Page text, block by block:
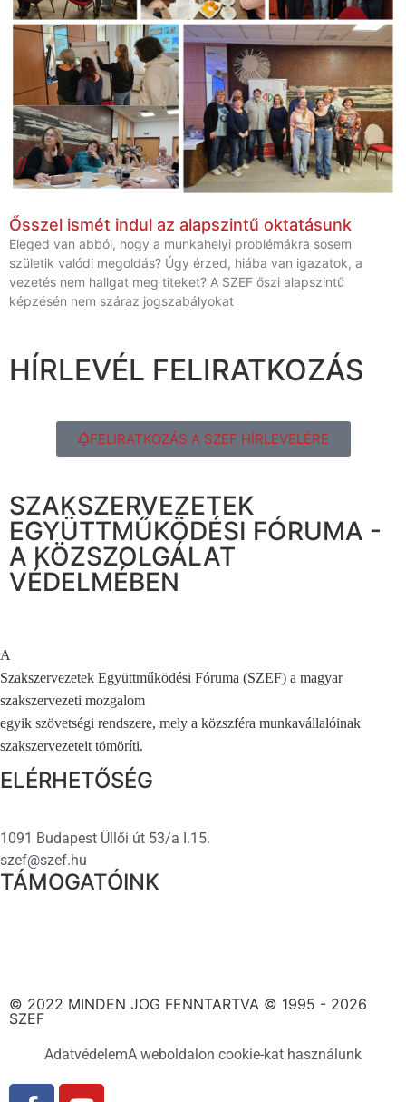
Ősszel ismét indul az alapszintű oktatásunk
Eleged van abból, hogy a munkahelyi problémákra sosem
születik valódi megoldás? Úgy érzed, hiába van igazatok, a
vezetés nem hallgat meg titeket? A SZEF őszi alapszintű
képzésén nem száraz jogszabályokat
HÍRLEVÉL FELIRATKOZÁS
FELIRATKOZÁS A SZEF HÍRLEVELÉRE
SZAKSZERVEZETEK
EGYÜTTMŰKÖDÉSI FÓRUMA -
A KÖZSZOLGÁLAT
VÉDELMÉBEN
A
Szakszervezetek Együttműködési Fóruma (SZEF) a magyar
szakszervezeti mozgalom
egyik szövetségi rendszere, mely a közszféra munkavállalóinak
szakszervezeteit tömöríti.
ELÉRHETŐSÉG
1091 Budapest Üllői út 53/a I.15.
szef@szef.hu
TÁMOGATÓINK
© 2022 MINDEN JOG FENNTARTVA © 1995 - 2026
SZEF
AdatvédelemA weboldalon cookie-kat használunk